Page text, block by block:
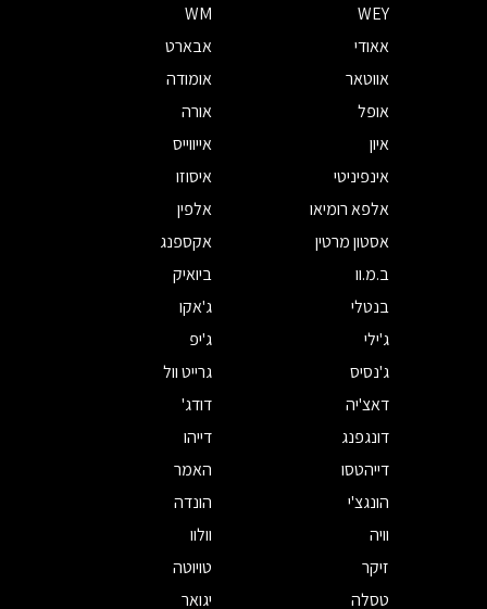
WEY
WM
אאודי
אבארט
אווטאר
אומודה
אופל
אורה
איון
אייווייס
אינפיניטי
איסוזו
אלפא רומיאו
אלפין
אסטון מרטין
אקספנג
ב.מ.וו
ביואיק
בנטלי
ג'אקו
ג'ילי
ג'יפ
ג'נסיס
גרייט וול
דאצ'יה
דודג'
דונגפנג
דייהו
דייהטסו
האמר
הונגצ'י
הונדה
וויה
וולוו
זיקר
טויוטה
טסלה
יגואר